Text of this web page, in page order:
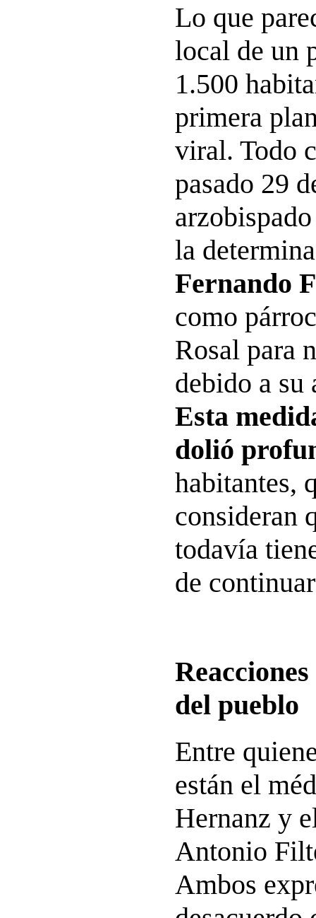
Lo que
local de un
1.500
primera
viral. Todo
pasado 29
la
Fernando
como
Rosal para
debido a su
Esta
dolió
habitantes,
consideran
todavía
de continuar
del pueblo
Entre
están el
Hernanz y
Antonio
Ambos